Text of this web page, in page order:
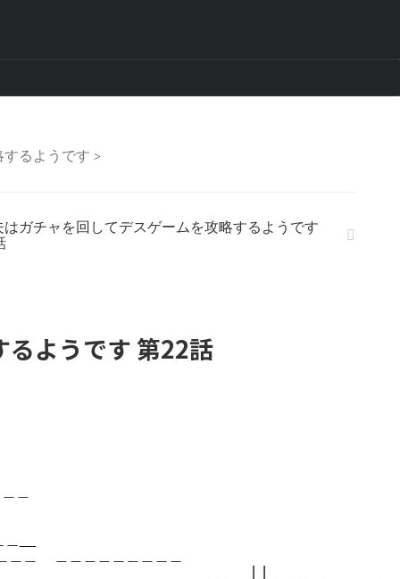
るようです >
はガチャを回してデスゲームを攻略するようです
るようです 第22話
DD日
|